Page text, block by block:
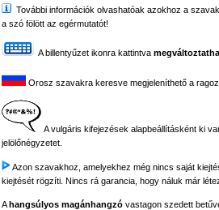
További információk olvashatóak azokhoz a
a szó fölött az egérmutatót!
A billentyűzet ikonra kattintva
Orosz szavakra keresve megjeleníthető a
A vulgáris kifejezések alapbeállításként ki
jelölőnégyzetet.
Azon szavakhoz, amelyekhez még nincs saját
kiejtését rögzíti. Nincs rá garancia, hogy náluk már
Ahangsúlyos magánhangzó vastagon szedett